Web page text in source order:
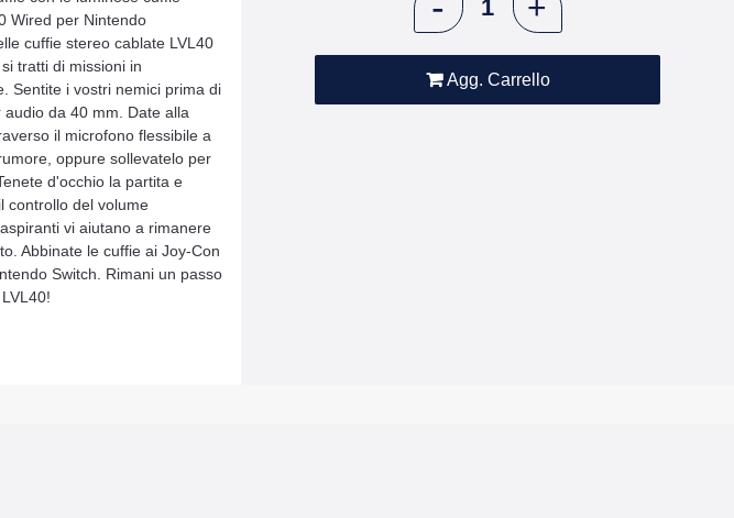
Wired per Nintendo
cuffie stereo cablate LVL40
tratti di missioni in
Sentite i vostri nemici prima di
da 40 mm. Date alla
il microfono flessibile a
oppure sollevatelo per
d'occhio la partita e
controllo del volume
vi aiutano a rimanere
Abbinate le cuffie ai Joy-Con
Switch. Rimani un passo
Agg. Carrello